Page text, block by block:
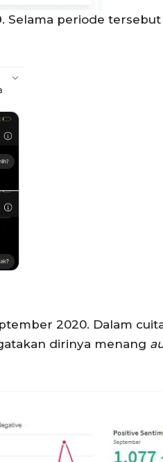
. Selama periode
2020. Dalam
dirinya menang